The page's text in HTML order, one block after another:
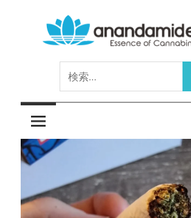
ッ
プ
Cannabinoid
索: